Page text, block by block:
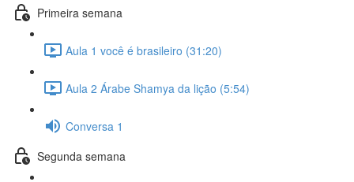
Primeira semana
Aula 1 você é brasileiro (31:20)
Aula 2 Árabe Shamya da lição (5:54)
Conversa 1
Segunda semana